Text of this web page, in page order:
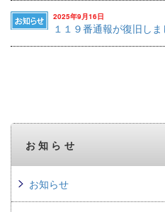
2025年9月16日
１１９番通報が復旧しま
お知らせ
お知らせ